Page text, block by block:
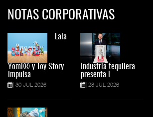
NOTAS CORPORATIVAS
Lala
Yomi® y Toy Story
impulsa
30 JUL 2026
Industria tequilera
presenta l
28 JUL 2026